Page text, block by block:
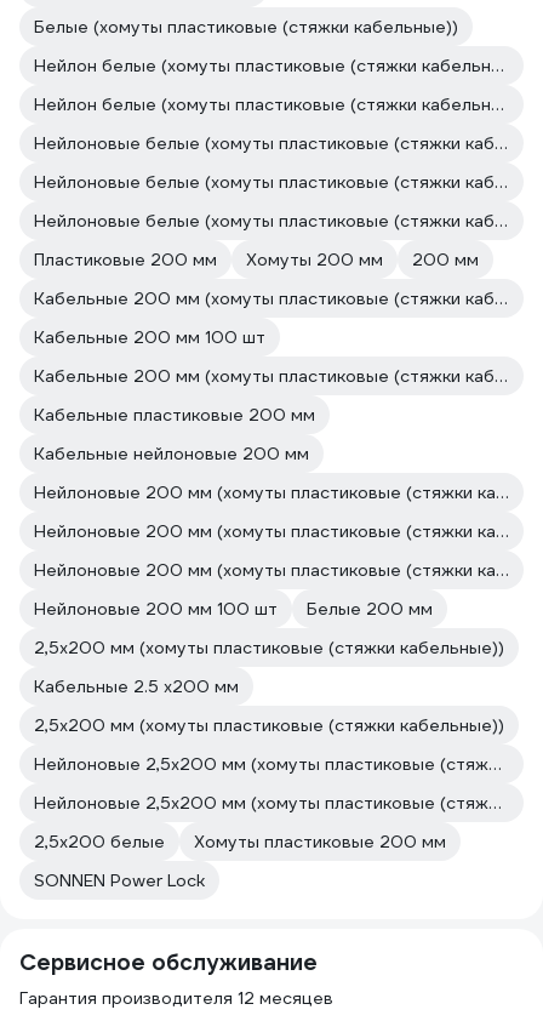
Белые (хомуты пластиковые (стяжки кабельные))
Нейлон белые (хомуты пластиковые (стяжки кабельные))
Нейлон белые (хомуты пластиковые (стяжки кабельные))
Нейлоновые белые (хомуты пластиковые (стяжки кабельные))
Нейлоновые белые (хомуты пластиковые (стяжки кабельные))
Нейлоновые белые (хомуты пластиковые (стяжки кабельные))
Пластиковые 200 мм
Хомуты 200 мм
200 мм
Кабельные 200 мм (хомуты пластиковые (стяжки кабельные))
Кабельные 200 мм 100 шт
Кабельные 200 мм (хомуты пластиковые (стяжки кабельные))
Кабельные пластиковые 200 мм
Кабельные нейлоновые 200 мм
Нейлоновые 200 мм (хомуты пластиковые (стяжки кабельные))
Нейлоновые 200 мм (хомуты пластиковые (стяжки кабельные))
Нейлоновые 200 мм (хомуты пластиковые (стяжки кабельные))
Нейлоновые 200 мм 100 шт
Белые 200 мм
2,5х200 мм (хомуты пластиковые (стяжки кабельные))
Кабельные 2.5 х200 мм
2,5х200 мм (хомуты пластиковые (стяжки кабельные))
Нейлоновые 2,5х200 мм (хомуты пластиковые (стяжки кабельные))
Нейлоновые 2,5х200 мм (хомуты пластиковые (стяжки кабельные))
2,5х200 белые
Хомуты пластиковые 200 мм
SONNEN Power Lock
Сервисное обслуживание
Гарантия производителя 12 месяцев